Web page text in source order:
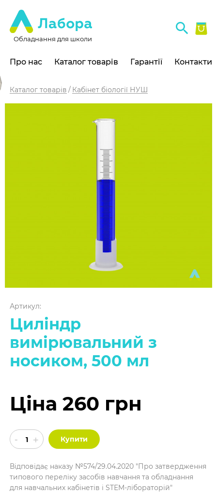
Обладнання для школи
Про нас Каталог товарів Гарантії Контакти
Каталог товарів Кабінет біології НУШ
Артикул:
Циліндр
вимірювальний з
носиком, 500 мл
Ціна 260 грн
Купити
Відповідає наказу №574/29.04.2020 "Про затвердження
типового переліку засобів навчання та обладнання
для навчальних кабінетів і STEM-лібораторій"